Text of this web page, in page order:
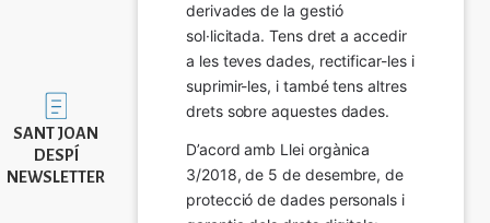
Imatge
SANT JOAN
DESPÍ
NEWSLETTER
derivades de la gestió
sol·licitada. Tens dret a accedir
a les teves dades, rectificar-les i
suprimir-les, i també tens altres
drets sobre aquestes dades.
D’acord amb Llei orgànica
3/2018, de 5 de desembre, de
protecció de dades personals i